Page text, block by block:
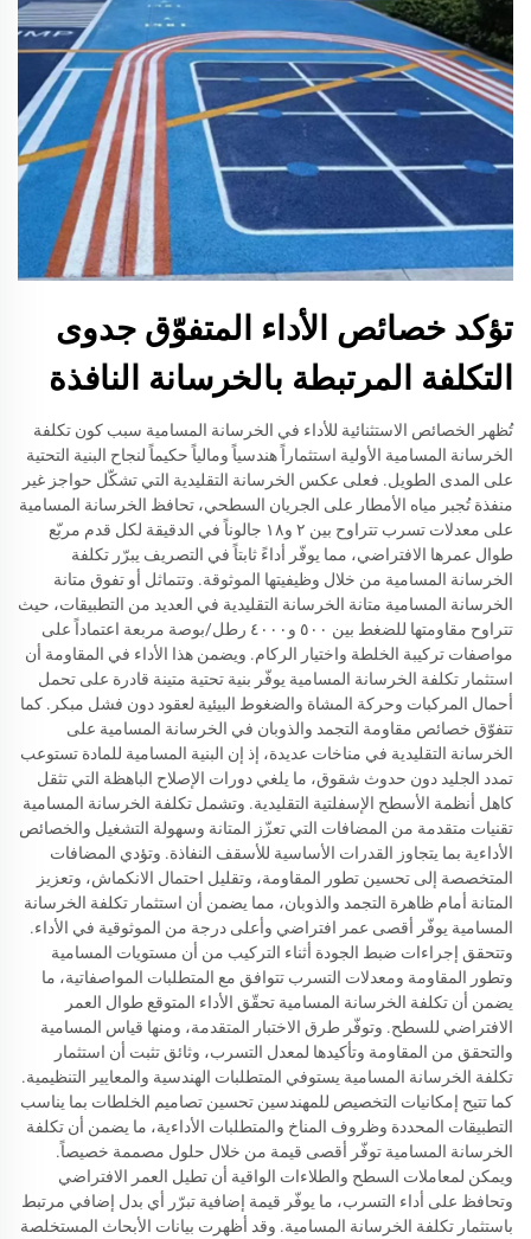
تؤكد خصائص الأداء المتفوّق جدوى
التكلفة المرتبطة بالخرسانة النافذة
تُظهر الخصائص الاستثنائية للأداء في الخرسانة المسامية سبب كون تكلفة
الخرسانة المسامية الأولية استثماراً هندسياً ومالياً حكيماً لنجاح البنية التحتية
على المدى الطويل. فعلى عكس الخرسانة التقليدية التي تشكّل حواجز غير
منفذة تُجبر مياه الأمطار على الجريان السطحي، تحافظ الخرسانة المسامية
على معدلات تسرب تتراوح بين ٢ و١٨ جالوناً في الدقيقة لكل قدم مربّع
طوال عمرها الافتراضي، مما يوفّر أداءً ثابتاً في التصريف يبرّر تكلفة
الخرسانة المسامية من خلال وظيفيتها الموثوقة. وتتماثل أو تفوق متانة
الخرسانة المسامية متانة الخرسانة التقليدية في العديد من التطبيقات، حيث
تتراوح مقاومتها للضغط بين ٥٠٠ و٤٠٠٠ رطل/بوصة مربعة اعتماداً على
مواصفات تركيبة الخلطة واختيار الركام. ويضمن هذا الأداء في المقاومة أن
استثمار تكلفة الخرسانة المسامية يوفّر بنية تحتية متينة قادرة على تحمل
أحمال المركبات وحركة المشاة والضغوط البيئية لعقود دون فشل مبكر. كما
تتفوّق خصائص مقاومة التجمد والذوبان في الخرسانة المسامية على
الخرسانة التقليدية في مناخات عديدة، إذ إن البنية المسامية للمادة تستوعب
تمدد الجليد دون حدوث شقوق، ما يلغي دورات الإصلاح الباهظة التي تثقل
كاهل أنظمة الأسطح الإسفلتية التقليدية. وتشمل تكلفة الخرسانة المسامية
تقنيات متقدمة من المضافات التي تعزّز المتانة وسهولة التشغيل والخصائص
الأداءية بما يتجاوز القدرات الأساسية للأسقف النفاذة. وتؤدي المضافات
المتخصصة إلى تحسين تطور المقاومة، وتقليل احتمال الانكماش، وتعزيز
المتانة أمام ظاهرة التجمد والذوبان، مما يضمن أن استثمار تكلفة الخرسانة
المسامية يوفّر أقصى عمر افتراضي وأعلى درجة من الموثوقية في الأداء.
وتتحقق إجراءات ضبط الجودة أثناء التركيب من أن مستويات المسامية
وتطور المقاومة ومعدلات التسرب تتوافق مع المتطلبات المواصفاتية، ما
يضمن أن تكلفة الخرسانة المسامية تحقّق الأداء المتوقع طوال العمر
الافتراضي للسطح. وتوفّر طرق الاختبار المتقدمة، ومنها قياس المسامية
والتحقق من المقاومة وتأكيدها لمعدل التسرب، وثائق تثبت أن استثمار
تكلفة الخرسانة المسامية يستوفي المتطلبات الهندسية والمعايير التنظيمية.
كما تتيح إمكانيات التخصيص للمهندسين تحسين تصاميم الخلطات بما يناسب
التطبيقات المحددة وظروف المناخ والمتطلبات الأداءية، ما يضمن أن تكلفة
الخرسانة المسامية توفّر أقصى قيمة من خلال حلول مصممة خصيصاً.
ويمكن لمعاملات السطح والطلاءات الواقية أن تطيل العمر الافتراضي
وتحافظ على أداء التسرب، ما يوفّر قيمة إضافية تبرّر أي بدل إضافي مرتبط
باستثمار تكلفة الخرسانة المسامية. وقد أظهرت بيانات الأبحاث المستخلصة